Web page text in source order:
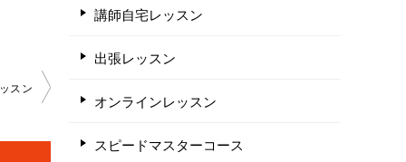
スン
講師自宅レッスン
出張レッスン
オンラインレッスン
スピードマスターコース